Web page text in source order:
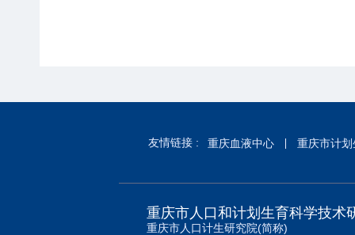
友情链接 : 重庆血液中心 重庆市计
重庆市人口和计划生育科学技术
重庆市人口计生研究院(简称)